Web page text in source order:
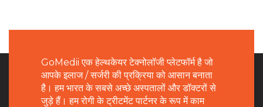
GoMedii एक हेल्थकेयर टेक्नोलॉजी प्लेटफॉर्म है जो
आपके इलाज / सर्जरी की प्रक्रिया को आसान बनाता
है। हम भारत के सबसे अच्छे अस्पतालों और डॉक्टरों से
जुड़े हैं। हम रोगी के ट्रीटमेंट पार्टनर के रूप में काम